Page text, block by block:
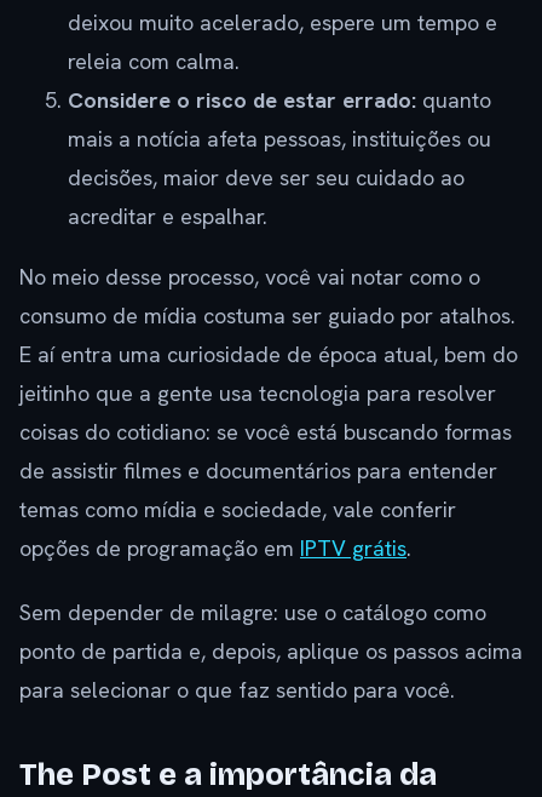
deixou muito acelerado, espere um tempo e
releia com calma.
Considere o risco de estar errado: quanto
mais a notícia afeta pessoas, instituições ou
decisões, maior deve ser seu cuidado ao
acreditar e espalhar.
No meio desse processo, você vai notar como o
consumo de mídia costuma ser guiado por atalhos.
E aí entra uma curiosidade de época atual, bem do
jeitinho que a gente usa tecnologia para resolver
coisas do cotidiano: se você está buscando formas
de assistir filmes e documentários para entender
temas como mídia e sociedade, vale conferir
opções de programação em IPTV grátis.
Sem depender de milagre: use o catálogo como
ponto de partida e, depois, aplique os passos acima
para selecionar o que faz sentido para você.
The Post e a importância da